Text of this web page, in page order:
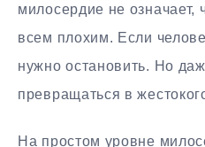
милосердие не означает,
всем плохим. Если
нужно остановить. Но
превращаться в
На простом уровне